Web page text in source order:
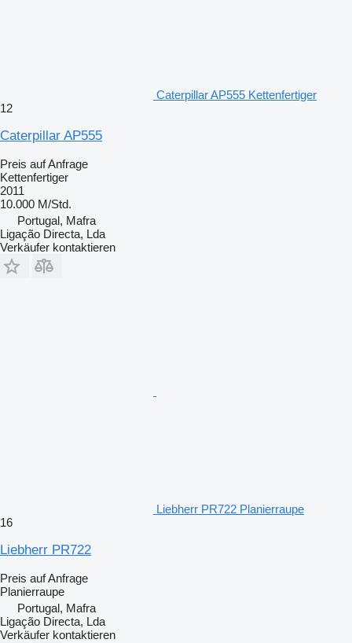
Caterpillar AP555 Kettenfertiger
12
Caterpillar AP555
Preis auf Anfrage
Kettenfertiger
2011
10.000 M/Std.
Portugal, Mafra
Ligação Directa, Lda
Verkäufer kontaktieren
Liebherr PR722 Planierraupe
16
Liebherr PR722
Preis auf Anfrage
Planierraupe
Portugal, Mafra
Ligação Directa, Lda
Verkäufer kontaktieren